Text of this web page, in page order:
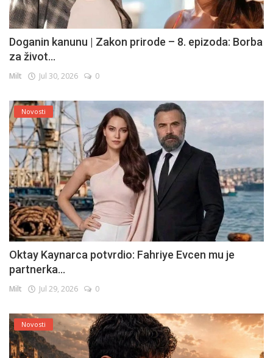
Doganin kanunu | Zakon prirode – 8. epizoda: Borba
za život...
Milt Jul 30, 2026 0
Novosti
Oktay Kaynarca potvrdio: Fahriye Evcen mu je
partnerka...
Milt Jul 29, 2026 0
Novosti